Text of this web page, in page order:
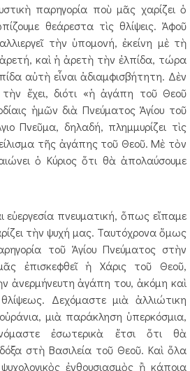
παρηγορία ποὺ μᾶς χαρίζει ὁ
θεάρεστα τὶς θλίψεις. Ἀφοῦ
τὴν ὑπομονή, ἐκείνη μὲ τὴ
καὶ ἡ ἀρετὴ τὴν ἐλπίδα, τώρα
αὐτὴ εἶναι ἀδιαμφισβήτητη. Δὲν
τὴν ἔχει, διότι «ἡ ἀγάπη τοῦ Θεοῦ
ἡμῶν διὰ Πνεύματος Ἁγίου τοῦ
Πνεῦμα, δηλαδή, πλημμυρίζει τὶς
τῆς ἀγάπης τοῦ Θεοῦ. Μὲ τὸν
ὁ Κύριος ὅτι θὰ ἀπολαύσουμε
εὐεργεσία πνευματική, ὅπως εἴπαμε
τὴν ψυχή μας. Ταυτόχρονα ὅμως
τοῦ Ἁγίου Πνεύματος στὴν
ἐπισκεφθεῖ ἡ Χάρις τοῦ Θεοῦ,
ἀνερμήνευτη ἀγάπη του, ἀκόμη καὶ
Δεχόμαστε μιὰ ἀλλιώτικη
μιὰ παράκληση ὑπερκόσμια,
ἐσωτερικὰ ἔτσι ὅτι θὰ
στὴ Βασιλεία τοῦ Θεοῦ. Καὶ ὅλα
ἐνθουσιασμὸς ἢ κάποια